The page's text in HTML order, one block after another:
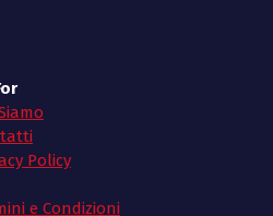
Policy
e Condizioni